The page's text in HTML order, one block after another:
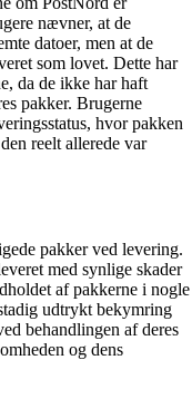
nævner, at de
datoer, men at de
som lovet. Dette har
da de ikke har haft
pakker. Brugerne
hvor pakken
reelt allerede var
pakker ved levering.
med synlige skader
af pakkerne i nogle
udtrykt bekymring
behandlingen af deres
og dens